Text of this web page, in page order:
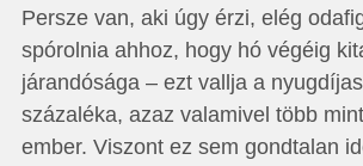
Persze van, aki úgy érzi, elég
spórolnia ahhoz, hogy hó végéig
járandósága – ezt vallja a
százaléka, azaz valamivel több
ember. Viszont ez sem gondtalan